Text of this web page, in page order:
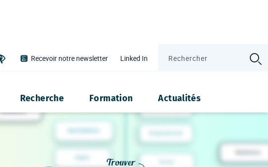
d'accessibilité
Recevoir notre newsletter Linked In
Recherche Formation Actualités